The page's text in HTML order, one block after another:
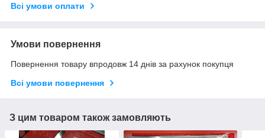
Всі умови оплати
Умови повернення
Повернення товару впродовж 14 днів за рахунок покупця
Всі умови повернення
З цим товаром також замовляють